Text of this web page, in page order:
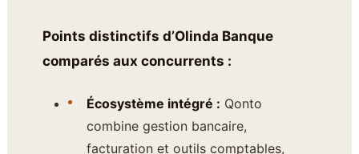
Points distinctifs d’Olinda Banque
comparés aux concurrents :
Écosystème intégré : Qonto
combine gestion bancaire,
facturation et outils comptables,